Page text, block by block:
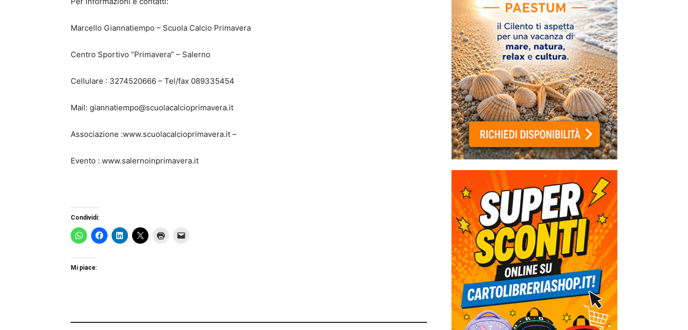
Marcello Giannatiempo – Scuola Calcio Primavera
Centro Sportivo “Primavera” – Salerno
Cellulare : 3274520666 – Tel/fax 089335454
Mail: giannatiempo@scuolacalcioprimavera.it
Associazione :www.scuolacalcioprimavera.it –
Evento : www.salernoinprimavera.it
Condividi:
Mi piace: